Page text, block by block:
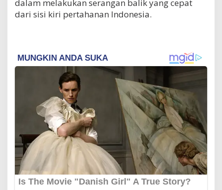
dalam melakukan serangan balik yang cepat
dari sisi kiri pertahanan Indonesia.